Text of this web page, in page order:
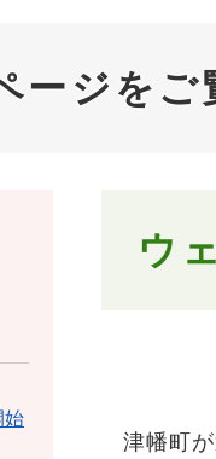
ージをご
ウ
津幡町
始